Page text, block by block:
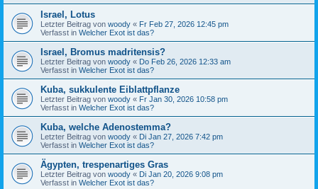
Israel, Lotus
Letzter Beitrag von woody « Fr Feb 27, 2026 12:45 pm
Verfasst in Welcher Exot ist das?
Israel, Bromus madritensis?
Letzter Beitrag von woody « Do Feb 26, 2026 12:33 am
Verfasst in Welcher Exot ist das?
Kuba, sukkulente Eiblattpflanze
Letzter Beitrag von woody « Fr Jan 30, 2026 10:58 pm
Verfasst in Welcher Exot ist das?
Kuba, welche Adenostemma?
Letzter Beitrag von woody « Di Jan 27, 2026 7:42 pm
Verfasst in Welcher Exot ist das?
Ägypten, trespenartiges Gras
Letzter Beitrag von woody « Di Jan 20, 2026 9:08 pm
Verfasst in Welcher Exot ist das?